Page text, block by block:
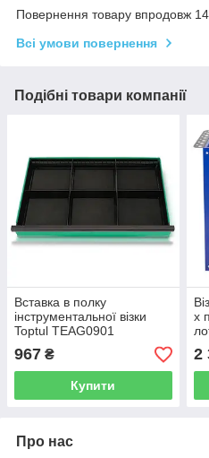
Повернення товару впродовж
Всі умови повернення
Подібні товари компанії
Вставка в полку
інструментальної візки
Toptul TEAG0901
967 ₴
Купити
х
2
Про нас